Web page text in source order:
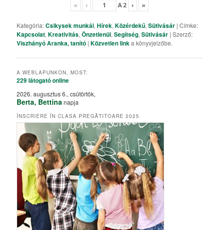
« ‹ A2 › »
Kategória:Csikysek munkái,Hírek,Közérdekű,Sütivásár | Címke:
Kapcsolat,Kreativitás,Önzetlenül,Segítség,Sütivásár | Szerző:
Viszhányó Aranka, tanító |Közvetlen linka könyvjelzőbe.
A WEBLAPUNKON, MOST:
229 látogatóonline
2026. augusztus 6., csütörtök,
Berta, Bettinanapja
ÎNSCRIERE ÎN CLASA PREGĂTITOARE 2025